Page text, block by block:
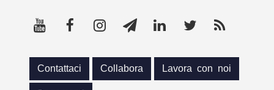
Contattaci Collabora Lavora con noi